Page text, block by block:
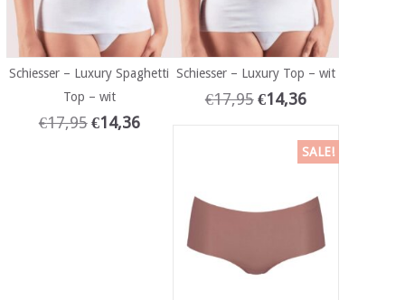
Schiesser – Luxury Spaghetti
Top – wit
€17,95 €14,36
Schiesser – Luxury Top – wit
€17,95 €14,36
SALE!